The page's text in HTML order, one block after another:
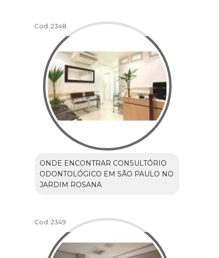
Cod.:2348
ONDE ENCONTRAR CONSULTÓRIO
ODONTOLÓGICO EM SÃO PAULO NO
JARDIM ROSANA
Cod.:2349